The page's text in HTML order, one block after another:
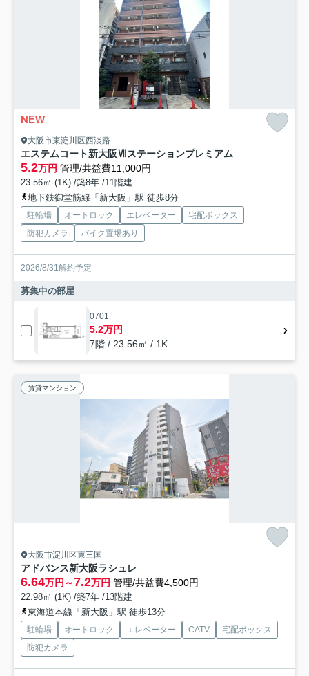
NEW
大阪市東淀川区西淡路
エステムコート新大阪Ⅶステーションプレミアム
5.2万円 管理/共益費11,000円
23.56㎡ (1K) /築8年 /11階建
地下鉄御堂筋線「新大阪」駅 徒歩8分
駐輪場 オートロック エレベーター
宅配ボックス
防犯カメラ
バイク置場あり
2026/8/31解約予定
募集中の部屋
0701
5.2万円
7階 / 23.56㎡ / 1K
賃貸マンション
大阪市淀川区東三国
アドバンス新大阪ラシュレ
6.64万円～7.2万円 管理/共益費4,500円
22.98㎡ (1K) /築7年 /13階建
東海道本線「新大阪」駅 徒歩13分
駐輪場 オートロック エレベーター CATV
宅配ボックス
防犯カメラ